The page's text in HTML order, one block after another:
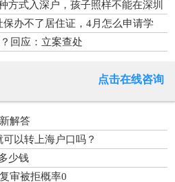
方式入深户，孩子照样不能在深圳
办不了居住证，4月怎么申请学
回应：立案查处
点击在线咨询
解答
可以转上海户口吗？
少钱
审被拒概率0